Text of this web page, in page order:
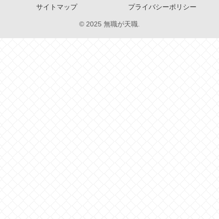
サイトマップ プライバシーポリシー
© 2025 無職が天職.